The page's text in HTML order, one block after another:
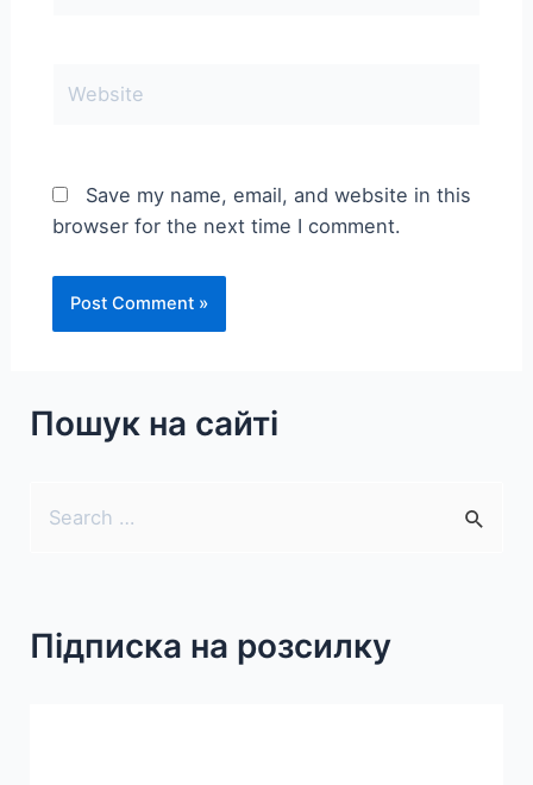
Save my name, email, and website in this
browser for the next time I comment.
Пошук на сайті
cПідписка на розсилку